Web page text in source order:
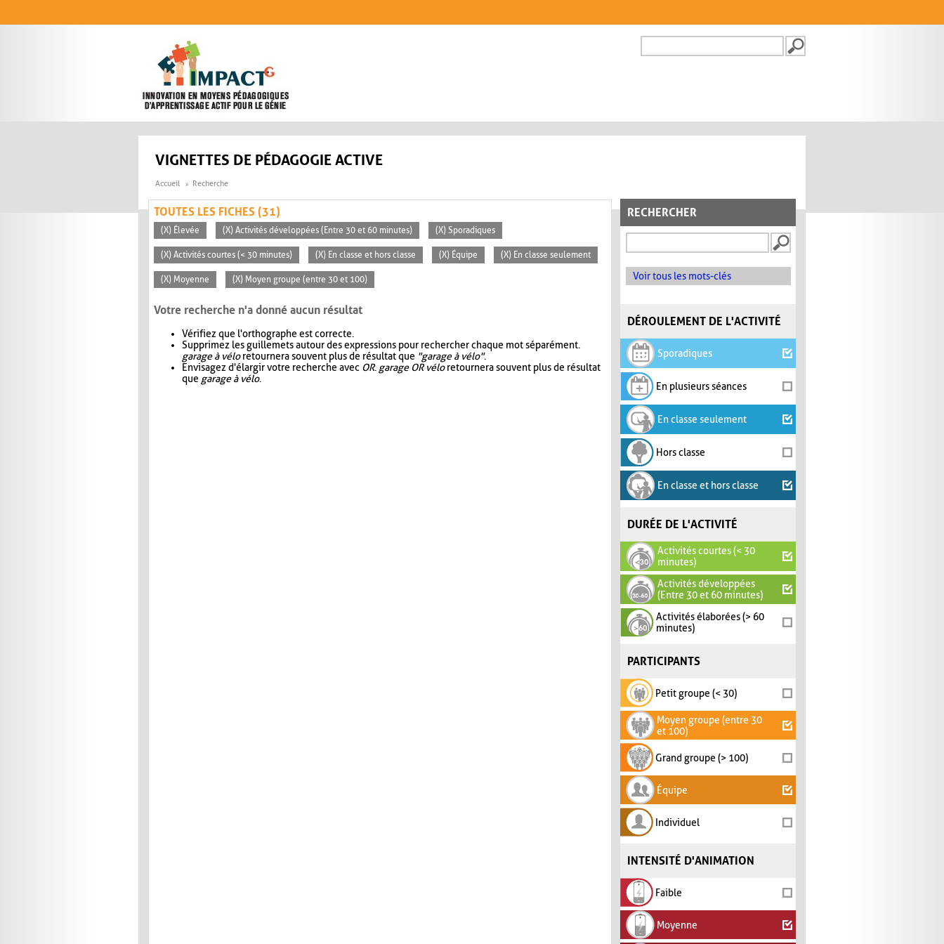
FORMULAIRE DE
VIGNETTES DE PÉDAGOGIE ACTIVE
Accueil Recherche
RECHERCHER
Voir tous les mots-clés
DÉROULEMENT DE L'ACTIVITÉ
Sporadiques
En plusieurs séances
En classe seulement
Hors classe
En classe et hors classe
DURÉE DE L'ACTIVITÉ
Activités courtes (< 30
minutes)
Activités développées
(Entre 30 et 60 minutes)
Activités élaborées (> 60
minutes)
PARTICIPANTS
Petit groupe (< 30)
Moyen groupe (entre 30
et 100)
Grand groupe (> 100)
Équipe
Individuel
INTENSITÉ D'ANIMATION
Faible
Moyenne
TOUTES LES FICHES (31)
(X) Élevée (X) Activités développées (Entre 30 et 60 minutes) (X) Sporadiques
(X) Activités courtes (< 30 minutes) (X) En classe et hors classe (X) Équipe (X) En classe seulement
(X) Moyenne (X) Moyen groupe (entre 30 et 100)
Votre recherche n'a donné aucun résultat
Vérifiez que l'orthographe est correcte.
Supprimez les guillemets autour des expressions pour rechercher chaque mot séparément.
garage à véloretournera souvent plus de résultat que "garage à vélo".
Envisagez d'élargir votre recherche avec OR. garage OR véloretournera souvent plus de résultat
que garage à vélo.